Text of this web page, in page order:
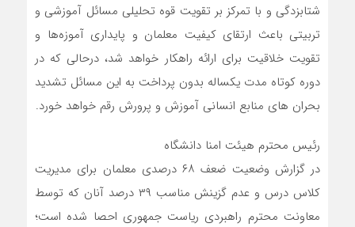
شتابزدگی و با تمرکز بر تقویت قوه تحلیلی مسائل آموزشی و
تربیتی باعث ارتقای کیفیت معلمان و پایداری آموزه‌ها و
تقویت خلاقیت برای ارائه راهکار خواهد شد، درحالی که در
دوره کوتاه مدت یکساله بدون پرداخت به این مسائل تشدید
بحران های منابع انسانی آموزش و پرورش رقم خواهد خورد.
رئیس محترم هیئت امنا دانشگاه
در گزارش وضعیت ضعف ۶۸ درصدی معلمان برای مدیریت
کلاس درس و عدم گزینش مناسب ۳۹ درصد آنان که توسط
معاونت محترم راهبردی ریاست جمهوری احصا شده است؛